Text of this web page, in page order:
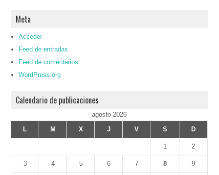
Meta
Acceder
Feed de entradas
Feed de comentarios
WordPress.org
Calendario de publicaciones
agosto 2026
L
M X J V S D
1 2
3 4 5 6 7 8 9